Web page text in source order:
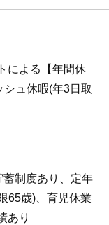
による【年間休
ュ休暇(年3日取
制度あり、定年
65歳)、育児休業
あり